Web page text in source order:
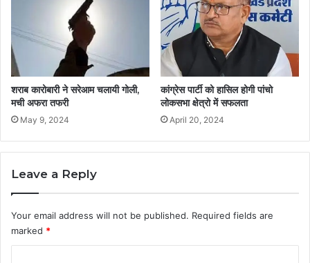
शराब कारोबारी ने सरेआम चलायी गोली,
मची अफरा तफरी
May 9, 2024
कांग्रेस पार्टी को हासिल होगी पांचो
लोकसभा क्षेत्रो में सफलता
April 20, 2024
Leave a Reply
Your email address will not be published. Required fields are
marked *